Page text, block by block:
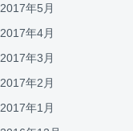
2017年5月
2017年4月
2017年3月
2017年2月
2017年1月